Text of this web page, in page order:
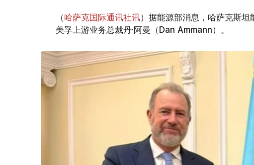
（哈萨克国际通讯社讯）据能源部消息，哈萨克斯坦
美孚上游业务总裁丹·阿曼（Dan Ammann）。